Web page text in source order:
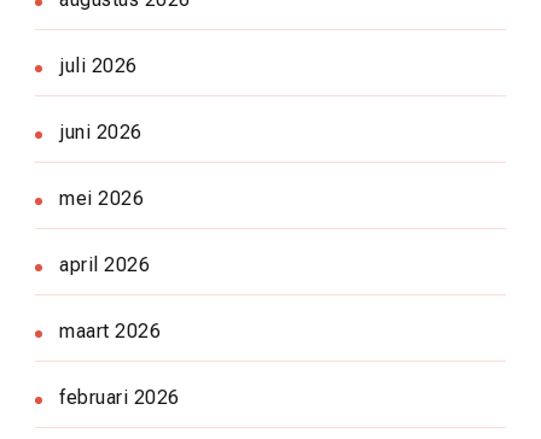
juli 2026
juni 2026
mei 2026
april 2026
maart 2026
februari 2026